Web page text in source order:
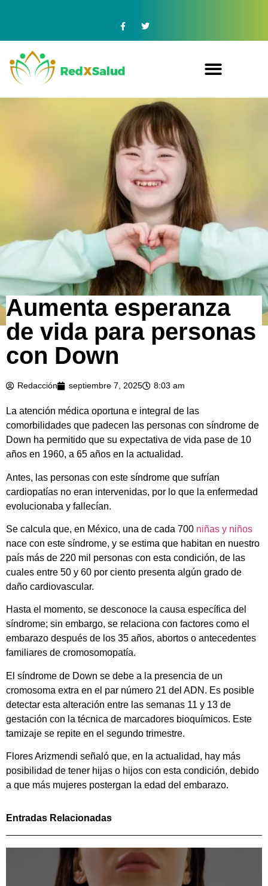
Aumenta esperanza
de vida para personas
con Down
Redacción septiembre 7, 2025 8:03 am
La atención médica oportuna e integral de las
comorbilidades que padecen las personas con síndrome de
Down ha permitido que su expectativa de vida pase de 10
años en 1960, a 65 años en la actualidad.
Antes, las personas con este síndrome que sufrían
cardiopatías no eran intervenidas, por lo que la enfermedad
evolucionaba y fallecían.
Se calcula que, en México, una de cada 700 niñas y niños
nace con este síndrome, y se estima que habitan en nuestro
país más de 220 mil personas con esta condición, de las
cuales entre 50 y 60 por ciento presenta algún grado de
daño cardiovascular.
Hasta el momento, se desconoce la causa específica del
síndrome; sin embargo, se relaciona con factores como el
embarazo después de los 35 años, abortos o antecedentes
familiares de cromosomopatía.
El síndrome de Down se debe a la presencia de un
cromosoma extra en el par número 21 del ADN. Es posible
detectar esta alteración entre las semanas 11 y 13 de
gestación con la técnica de marcadores bioquímicos. Este
tamizaje se repite en el segundo trimestre.
Flores Arizmendi señaló que, en la actualidad, hay más
posibilidad de tener hijas o hijos con esta condición, debido
a que más mujeres postergan la edad del embarazo.
Entradas Relacionadas